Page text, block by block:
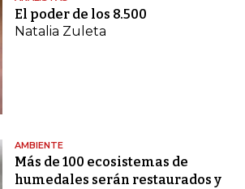
El poder de los 8.500
Natalia Zuleta
AMBIENTE
Más de 100 ecosistemas de
humedales serán restaurados y